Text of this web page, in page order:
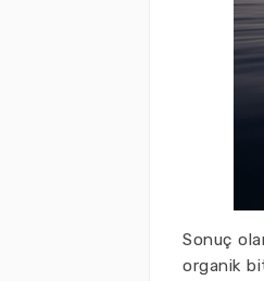
Sonuç
organik